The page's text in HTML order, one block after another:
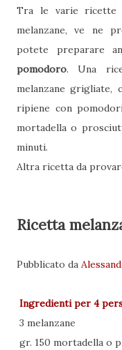
Tra le varie ricette
melanzane, ve ne
potete preparare
pomodoro. Una
melanzane grigliate,
ripiene con
mortadella o
minuti.
Altra ricetta da
Ricetta
Pubblicato da
Ingredienti per 4
3 melanzane
gr. 150 mortadella o